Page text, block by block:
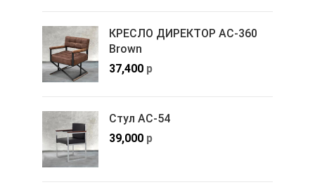
КРЕСЛО ДИРЕКТОР АС-360
Brown
37,400 р
Стул АС-54
39,000 р